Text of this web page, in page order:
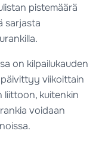
pistemäärä
sarjasta
on kilpailukauden
viikoittain
liittoon, kuitenkin
voidaan